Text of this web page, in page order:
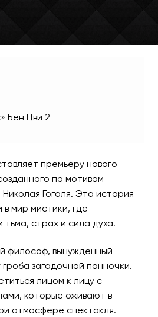
Бен Цви 2
премьеру нового
по мотивам
Гоголя. Эта история
мир мистики, где
тьма, страх и сила духа.
философ, вынужденный
загадочной панночки.
лицом к лицу с
которые оживают в
атмосфере спектакля.